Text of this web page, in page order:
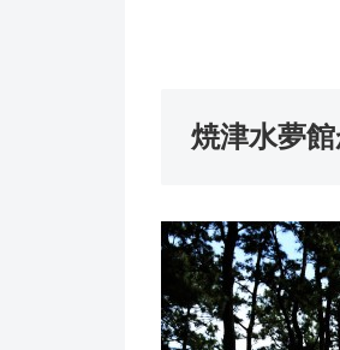
焼津水夢